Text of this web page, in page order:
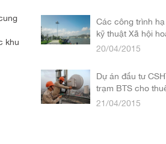
khu
Các công trình
kỹ thuật Xã hội
20/04/2015
Dự án đầu tư
trạm BTS cho
21/04/2015